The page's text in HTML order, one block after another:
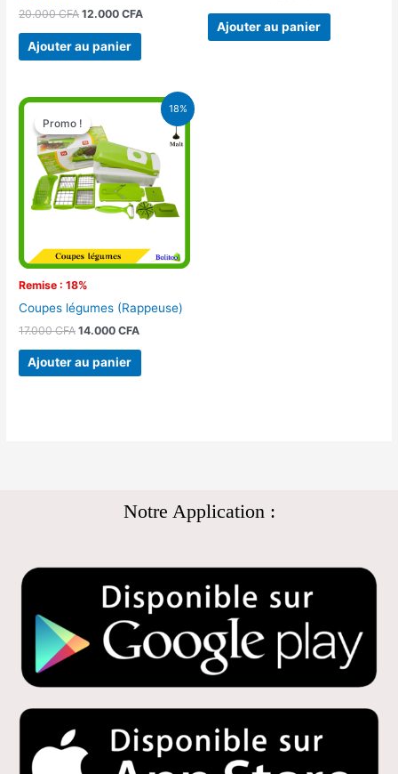
20.000CFA 12.000CFA
Ajouter au panier
Ajouter au panier
18%
Promo !
Remise : 18%
Promo !
Coupes légumes (Rappeuse)
17.000CFA
Le
prix
initial
était :
17.000 CFA.
14.000CFA
Le
14.000 CFA.
Ajouter au panier
Notre Application :